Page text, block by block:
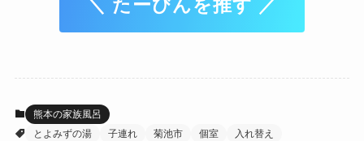
＼ たーびんを推す ／
熊本の家族風呂
とよみずの湯
子連れ 菊池市 個室
入れ替え